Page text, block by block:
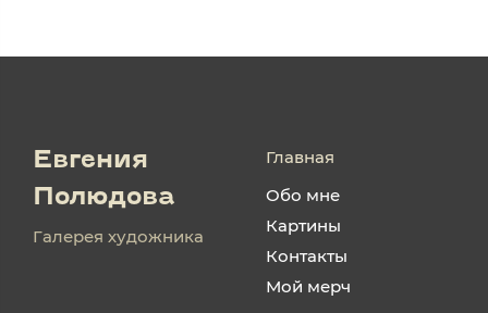
Евгения
Полюдова
Галерея художника
Главная
Обо мне
Картины
Контакты
Мой мерч